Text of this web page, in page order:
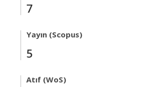
7
Yayın (Scopus)
5
Atıf (WoS)